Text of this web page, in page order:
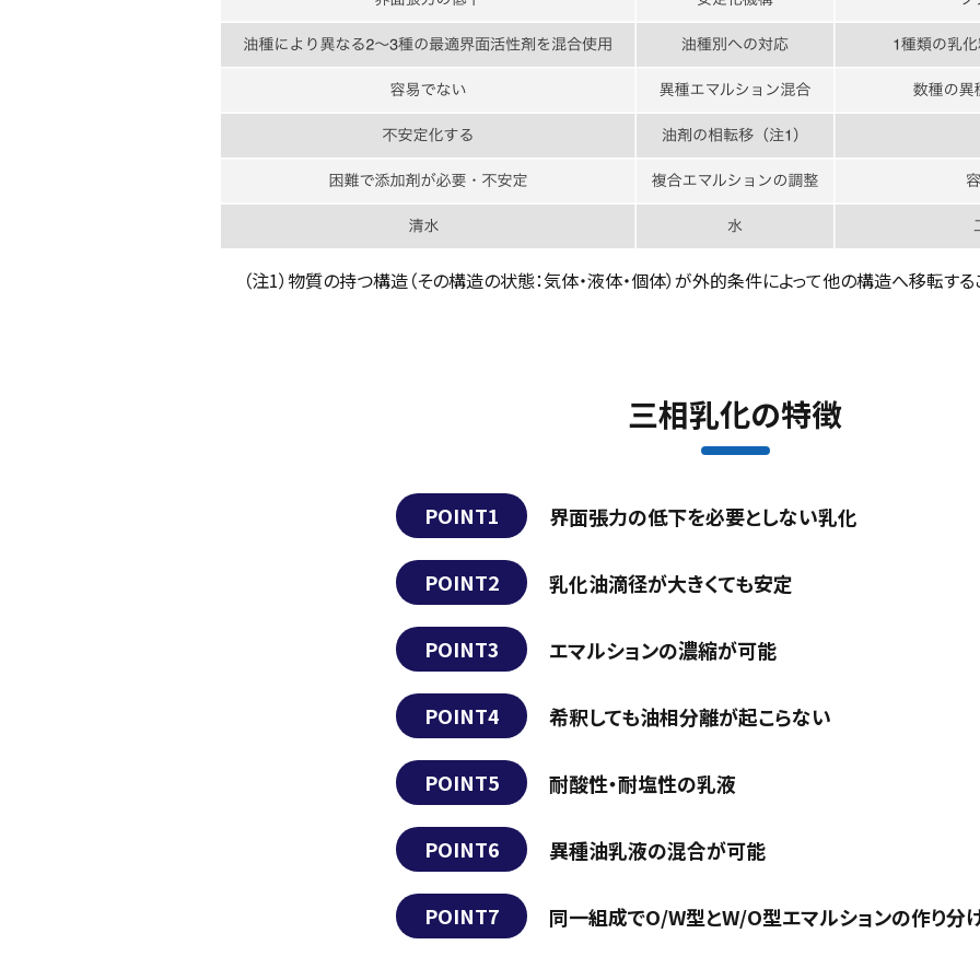
（注1）物質の持つ構造（その構造の状態：気体・液体・個体）が外的条件によって他の構造へ移転する
三相乳化の特徴
POINT1 界面張力の低下を必要としない乳化
POINT2 乳化油滴径が大きくても安定
POINT3 エマルションの濃縮が可能
POINT4 希釈しても油相分離が起こらない
POINT5 耐酸性・耐塩性の乳液
POINT6 異種油乳液の混合が可能
POINT7 同一組成でO/W型とW/O型エマルションの作り分